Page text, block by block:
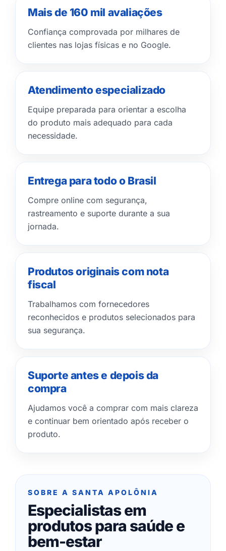
Mais de 160 mil avaliações
Confiança comprovada por milhares de
clientes nas lojas físicas e no Google.
Atendimento especializado
Equipe preparada para orientar a escolha
do produto mais adequado para cada
necessidade.
Entrega para todo o Brasil
Compre online com segurança,
rastreamento e suporte durante a sua
jornada.
Produtos originais com nota
fiscal
Trabalhamos com fornecedores
reconhecidos e produtos selecionados para
sua segurança.
Suporte antes e depois da
compra
Ajudamos você a comprar com mais clareza
e continuar bem orientado após receber o
produto.
SOBRE A SANTA APOLÔNIA
Especialistas em
produtos para saúde e
bem-estar